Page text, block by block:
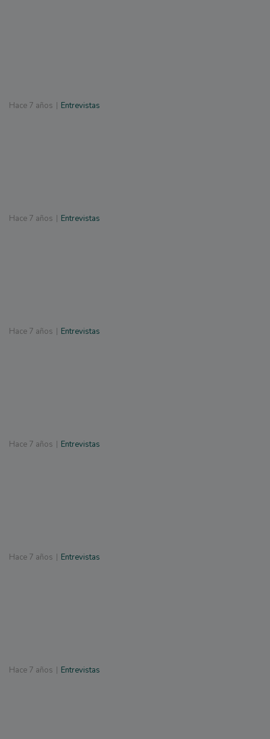
Hace 7 años Entrevistas
Hace 7 años Entrevistas
Hace 7 años Entrevistas
Hace 7 años Entrevistas
Hace 7 años Entrevistas
Hace 7 años Entrevistas